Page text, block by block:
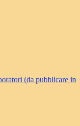
(da pubblicare in